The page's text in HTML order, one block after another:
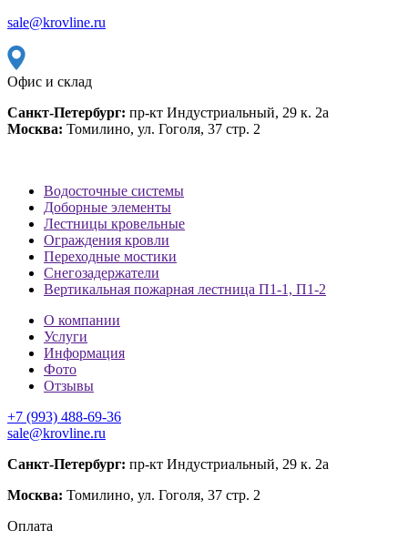
sale@krovline.ru
Офис и склад
Санкт-Петербург: пр-кт Индустриальный, 29 к. 2а
Москва: Томилино, ул. Гоголя, 37 стр. 2
Водосточные системы
Доборные элементы
Лестницы кровельные
Ограждения кровли
Переходные мостики
Снегозадержатели
Вертикальная пожарная лестница П1-1, П1-2
О компании
Услуги
Информация
Фото
Отзывы
+7 (993) 488-69-36
sale@krovline.ru
Санкт-Петербург: пр-кт Индустриальный, 29 к. 2а
Москва: Томилино, ул. Гоголя, 37 стр. 2
Оплата